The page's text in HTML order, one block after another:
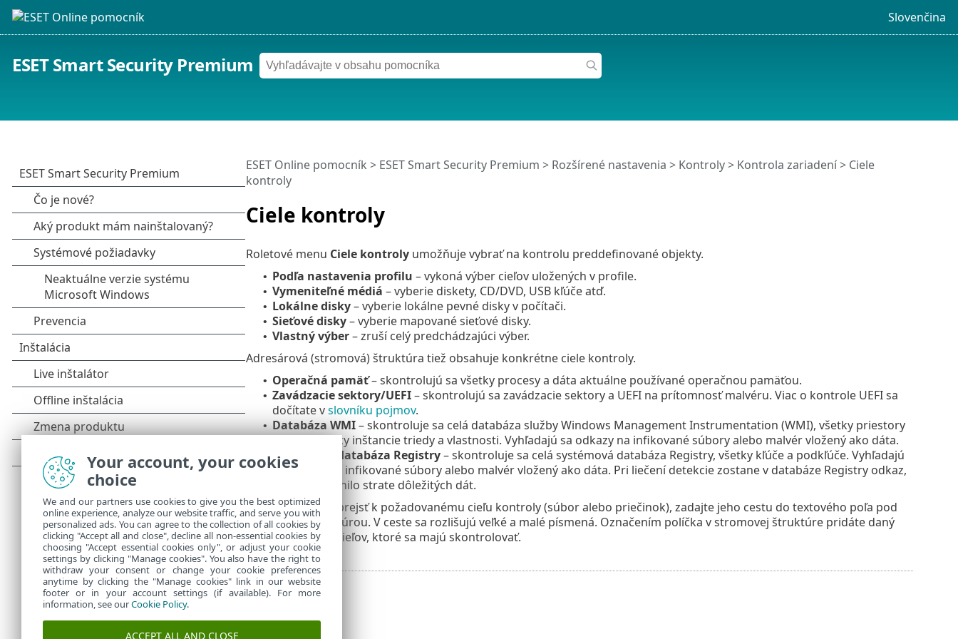
Slovenčina
ESET Smart Security Premium
Ciele kontroly
ESET Online pomocník > ESET Smart Security Premium > Rozšírené nastavenia > Kontroly> Kontrola zariadení> Ciele
kontroly
Roletové menu Ciele kontrolyumožňuje vybrať na kontrolu preddefinované objekty.
• Podľa nastavenia profilu – vykoná výber cieľov uložených v profile.
• Vymeniteľné médiá – vyberie diskety, CD/DVD, USB kľúče atď.
• Lokálne disky– vyberie lokálne pevné disky v počítači.
• Sieťové disky– vyberie mapované sieťové disky.
• Vlastný výber– zruší celý predchádzajúci výber.
Adresárová (stromová) štruktúra tiež obsahuje konkrétne ciele kontroly.
• Operačná pamäť– skontrolujú sa všetky procesy a dáta aktuálne používané operačnou pamäťou.
• Zavádzacie sektory/UEFI– skontrolujú sa zavádzacie sektory a UEFI na prítomnosť malvéru. Viac o kontrole UEFI sa
dočítate vslovníku pojmov.
• Databáza WMI– skontroluje sa celá databáza služby Windows Management Instrumentation (WMI), všetky priestory
názvov, všetky inštancie triedy a vlastnosti. Vyhľadajú sa odkazy na infikované súbory alebo malvér vložený ako dáta.
Systémová databáza Registry– skontroluje sa celá systémová databáza Registry, všetky kľúče a podkľúče. Vyhľadajú
sa odkazy na infikované súbory alebo malvér vložený ako dáta. Pri liečení detekcie zostane v databáze Registry odkaz,
aby sa zabránilo strate dôležitých dát.
Ak chcete rýchlo prejsť k požadovanému cieľu kontroly (súbor alebo priečinok), zadajte jeho cestu do textového poľa pod
stromovou štruktúrou. V ceste sa rozlišujú veľké a malé písmená. Označením políčka v stromovej štruktúre pridáte daný
cieľ do zoznamu cieľov, ktoré sa majú skontrolovať.
Your account, your cookies
choice
We and our partners use cookies to give you the best optimized
online experience, analyze our website traffic, and serve you with
personalized ads. You can agree to the collection of all cookies by
clicking "Accept all and close", decline all non-essential cookies by
choosing "Accept essential cookies only", or adjust your cookie
settings by clicking "Manage cookies". You also have the right to
withdraw your consent or change your cookie preferences
anytime by clicking the "Manage cookies" link in our website
footer or in your account settings (if available). For more
information, see ourCookie Policy.
ACCEPT ALL AND CLOSE